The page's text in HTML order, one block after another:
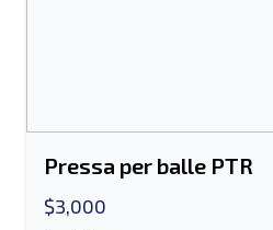
Pressa per balle PTR
$3,000